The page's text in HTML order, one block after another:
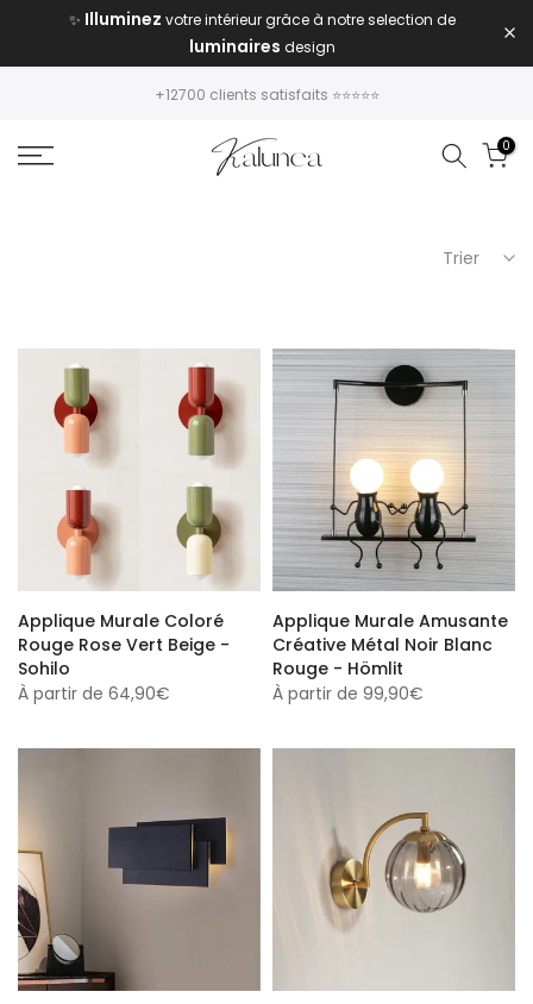
PasserOffre Exclusive ☀️ -20% sur TOUT + Livraison offertedès
59€ d'achats
Livraison gratuite dès 59€ d'achats ✔️
0
Trier
Applique Murale Coloré
Rouge Rose Vert Beige -
Sohilo
À partir de 64,90€
Applique Murale Amusante
Créative Métal Noir Blanc
Rouge - Hömlit
À partir de 99,90€